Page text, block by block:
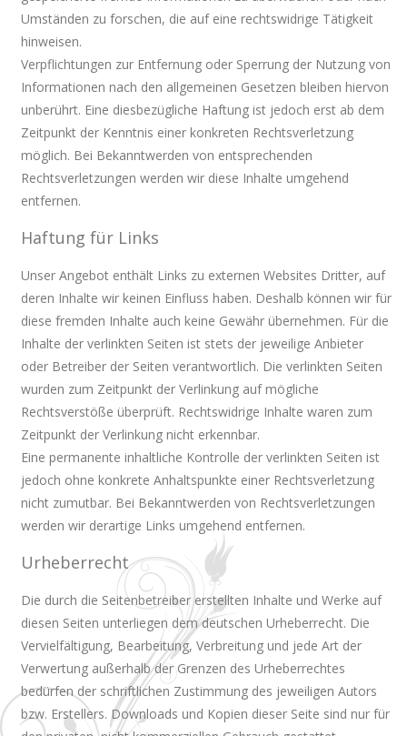
Umständen zu forschen, die auf eine rechtswidrige Tätigkeit
hinweisen.
Verpflichtungen zur Entfernung oder Sperrung der Nutzung von
Informationen nach den allgemeinen Gesetzen bleiben hiervon
unberührt. Eine diesbezügliche Haftung ist jedoch erst ab dem
Zeitpunkt der Kenntnis einer konkreten Rechtsverletzung
möglich. Bei Bekanntwerden von entsprechenden
Rechtsverletzungen werden wir diese Inhalte umgehend
entfernen.
Haftung für Links
Unser Angebot enthält Links zu externen Websites Dritter, auf
deren Inhalte wir keinen Einfluss haben. Deshalb können wir für
diese fremden Inhalte auch keine Gewähr übernehmen. Für die
Inhalte der verlinkten Seiten ist stets der jeweilige Anbieter
oder Betreiber der Seiten verantwortlich. Die verlinkten Seiten
wurden zum Zeitpunkt der Verlinkung auf mögliche
Rechtsverstöße überprüft. Rechtswidrige Inhalte waren zum
Zeitpunkt der Verlinkung nicht erkennbar.
Eine permanente inhaltliche Kontrolle der verlinkten Seiten ist
jedoch ohne konkrete Anhaltspunkte einer Rechtsverletzung
nicht zumutbar. Bei Bekanntwerden von Rechtsverletzungen
werden wir derartige Links umgehend entfernen.
Urheberrecht
Die durch die Seitenbetreiber erstellten Inhalte und Werke auf
diesen Seiten unterliegen dem deutschen Urheberrecht. Die
Vervielfältigung, Bearbeitung, Verbreitung und jede Art der
Verwertung außerhalb der Grenzen des Urheberrechtes
bedürfen der schriftlichen Zustimmung des jeweiligen Autors
bzw. Erstellers. Downloads und Kopien dieser Seite sind nur für